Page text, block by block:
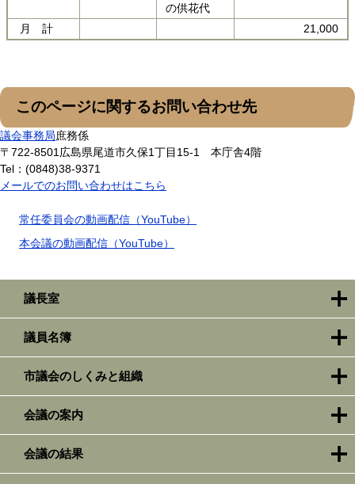
常任委員会の動画配信（YouTube）
本会議の動画配信（YouTube）
議長室
議員名簿
市議会のしくみと組織
会議の案内
会議の結果
の供花代
月 計 21,000
このページに関するお問い合わせ先
議会事務局庶務係
〒722-8501 広島県尾道市久保1丁目15-1 本庁舎4階
Tel：(0848)38-9371
メールでのお問い合わせはこちら